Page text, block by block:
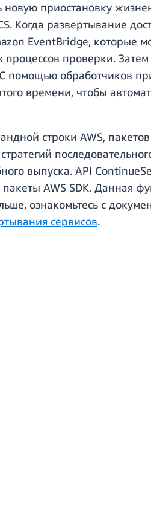
приостановку
Когда развертывание
EventBridge, которые
проверки.
помощью обработчиков
времени, чтобы
строки AWS,
выпуска. API
AWS SDK. Данная
ознакомьтесь с
сервисов.